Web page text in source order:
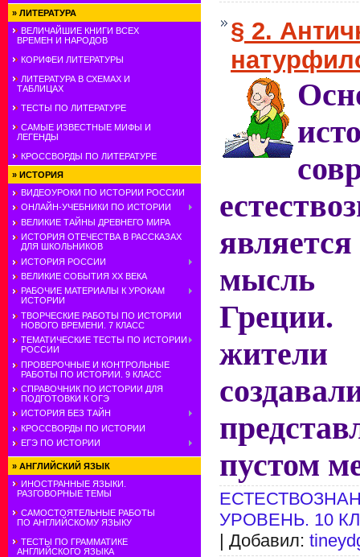
» ЛИТЕРАТУРА
ВЕЛИЧАЙШИЕ КНИГИ ВСЕХ
ВРЕМЕН И НАРОДОВ
КОРИФЕИ ЛИТЕРАТУРЫ
ЛИТЕРАТУРА В СХЕМАХ И
ТАБЛИЦАХ
ТЕСТЫ ПО ЛИТЕРАТУРЕ
САМЫЕ ИЗВЕСТНЫЕ МИФЫ И
ЛЕГЕНДЫ
КРОССВОРДЫ ПО ЛИТЕРАТУРЕ
» ИСТОРИЯ
ВИДЕОУРОКИ ПО ИСТОРИИ РОССИИ
ОНЛАЙН-УЧЕБНИКИ ПО ИСТОРИИ
ВЕЛИКИЕ ТАЙНЫ ДРЕВНЕГО МИРА
ИСТОРИЯ ОТЕЧЕСТВА В РАССКАЗАХ
ДЛЯ ШКОЛЬНИКОВ
ИСТОРИЯ РОССИИ
ВЕЛИКИЕ СОБЫТИЯ ХХ ВЕКА
РАБОЧИЕ МАТЕРИАЛЫ К УРОКАМ
ИСТОРИИ
ТВОРЧЕСКИЕ РАБОТЫ ПО ИСТОРИИ
НОВОГО ВРЕМЕНИ. 7 КЛАСС
ТЕМАТИЧЕСКИЕ ТЕСТЫ ПО ИСТОРИИ
РОССИИ
ПРОВЕРОЧНЫЕ И КОНТРОЛЬНЫЕ
РАБОТЫ ПО ИСТОРИИ. 9 КЛАСС
СПРАВОЧНИК ПО ИСТОРИИ ДЛЯ
ПОДГОТОВКИ К ОГЭ
ИСТОРИЯ БЕЗ ТАЙН
КРОССВОРДЫ ПО ИСТОРИИ
ЕГЭ ПО ИСТОРИИ
» АНГЛИЙСКИЙ ЯЗЫК
ИНОСТРАННЫЕ ЯЗЫКИ.
РАЗГОВОРНЫЕ ТЕМЫ
САМОСТОЯТЕЛЬНЫЕ РАБОТЫ
ПО АНГЛИЙСКОМУ ЯЗЫКУ
ТЕСТЫ ПО ГРАММАТИКЕ
АНГЛИЙСКОГО ЯЗЫКА
§ 2.
Греции.
пустом
УРОВЕНЬ. 10
| Добавил: